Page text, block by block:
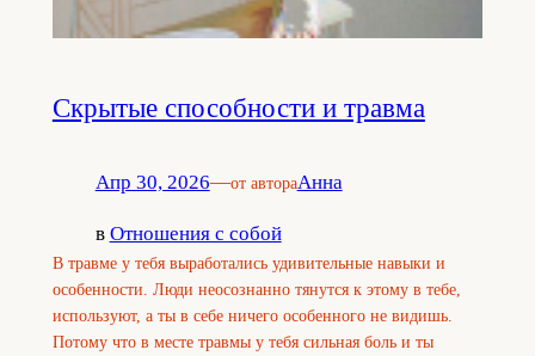
Скрытые способности и травма
Апр 30, 2026—от автораАнна
в Отношения с собой
В травме у тебя выработались удивительные навыки и
особенности. Люди неосознанно тянутся к этому в тебе,
используют, а ты в себе ничего особенного не видишь.
Потому что в месте травмы у тебя сильная боль и ты